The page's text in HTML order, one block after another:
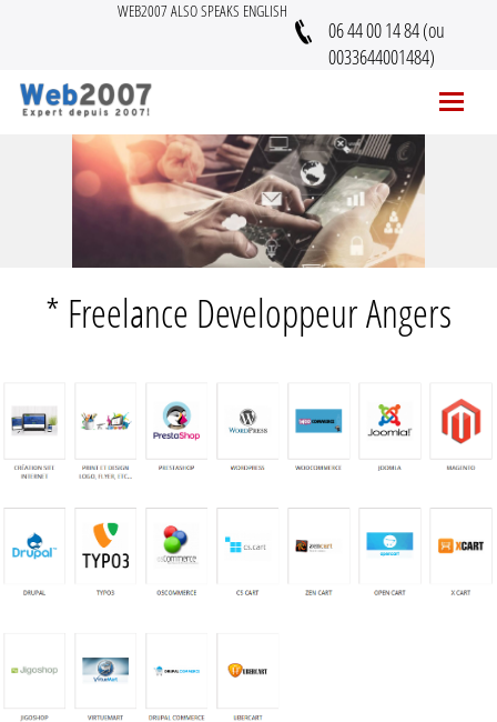
WEB2007 ALSO SPEAKS ENGLISH
06 44 00 14 84 (ou
0033644001484)
* Freelance Developpeur Angers